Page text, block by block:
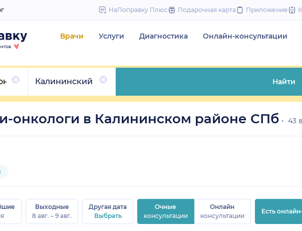
to
НаПоправку Плюс Подарочная карта Приложение
Врачи Услуги Диагностика Онлайн-консультации
Калининский
Найти
онкологи в Калининском районе СПб 43
Выходные
8 авг. – 9 авг.
Другая дата
Выбрать
Очные
консультации
Онлайн
консультации
Есть